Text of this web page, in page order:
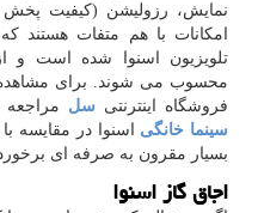
نمایش، رزولیشن (کیفیت پخش
امکانات با هم متفات هستند
تلویزیون اسنوا شده است و
محسوب می شوند. برای
فروشگاه اینترنتی سل
سینما خانگی اسنوا در مقایسه
بسیار مقرون به صرفه ای
اجاق گاز اسنوا